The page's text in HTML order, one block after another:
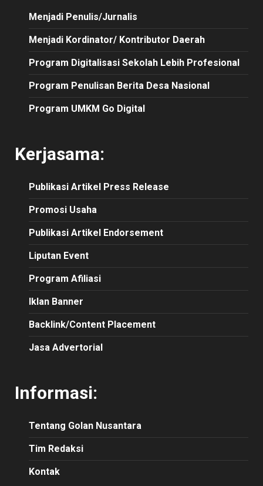
Menjadi Penulis/Jurnalis
Menjadi Kordinator/ Kontributor Daerah
Program Digitalisasi Sekolah Lebih Profesional
Program Penulisan Berita Desa Nasional
Program UMKM Go Digital
Kerjasama:
Publikasi Artikel Press Release
Promosi Usaha
Publikasi Artikel Endorsement
Liputan Event
Program Afiliasi
Iklan Banner
Backlink/Content Placement
Jasa Advertorial
Informasi:
Tentang Golan Nusantara
Tim Redaksi
Kontak